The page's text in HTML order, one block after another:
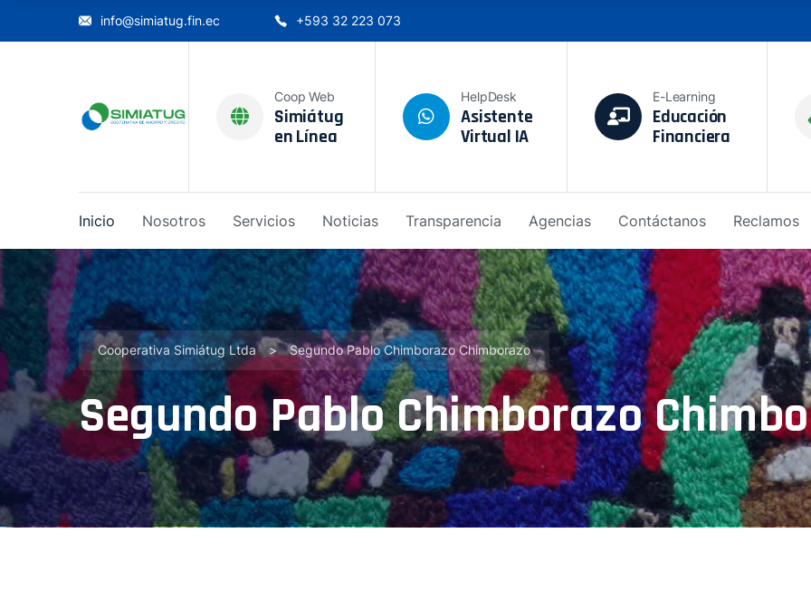
info@simiatug.fin.ec +593 32 223 073
Coop Web
Simiátug
en Línea
HelpDesk
Asistente
Virtual IA
E-Learning
Educación
Financiera
Inicio Nosotros Servicios Noticias Transparencia Agencias Contáctanos Reclamos
Cooperativa Simiátug Ltda > Segundo Pablo Chimborazo Chimborazo
Segundo Pablo Chimborazo